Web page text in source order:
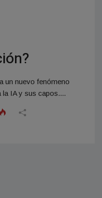
un nuevo fenómeno
la IA y sus capos....